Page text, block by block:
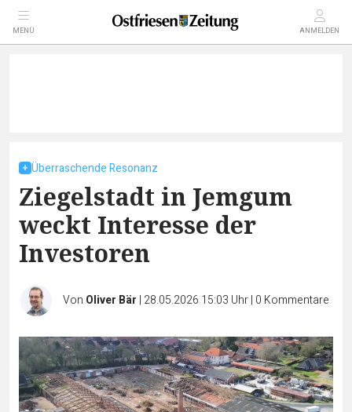
MENÜ ANMELDEN
Überraschende Resonanz
Ziegelstadt in Jemgum
weckt Interesse der
Investoren
Von Oliver Bär | 28.05.2026 15:03 Uhr| 0 Kommentare